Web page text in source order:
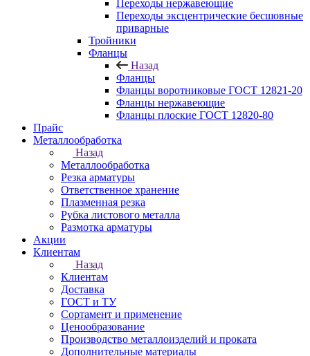
Переходы нержавеющие
Переходы эксцентрические бесшовные
приварные
Тройники
Фланцы
Назад
Фланцы
Фланцы воротниковые ГОСТ 12821-20
Фланцы нержавеющие
Фланцы плоские ГОСТ 12820-80
Прайс
Металлообработка
Назад
Металлообработка
Резка арматуры
Ответственное хранение
Плазменная резка
Рубка листового металла
Размотка арматуры
Акции
Клиентам
Назад
Клиентам
Доставка
ГОСТ и ТУ
Сортамент и применение
Ценообразование
Производство металлоизделий и проката
Дополнительные материалы